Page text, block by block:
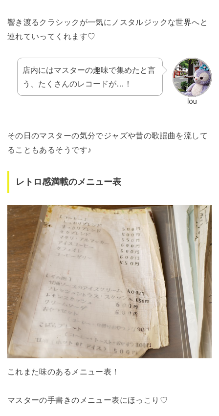
響き渡るクラシックが一気にノスタルジックな世界へと
連れていってくれます♡
店内にはマスターの趣味で集めたと言
う、たくさんのレコードが…！
その日のマスターの気分でジャズや昔の歌謡曲を流して
ることもあるそうです♪
レトロ感満載のメニュー表
これまた味のあるメニュー表！
マスターの手書きのメニュー表にほっこり♡